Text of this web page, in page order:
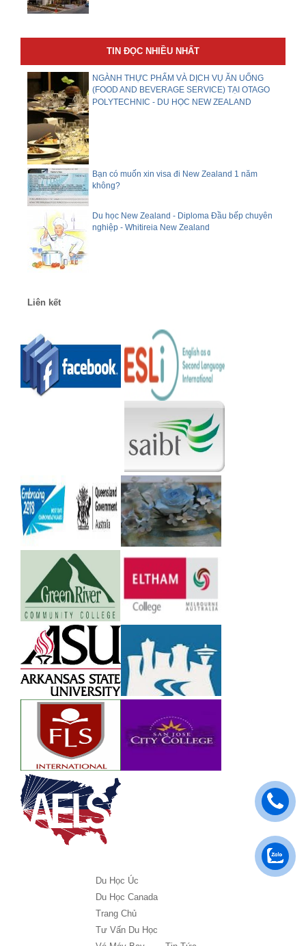
TIN ĐỌC NHIỀU NHẤT
NGÀNH THỰC PHẨM VÀ DỊCH VỤ ĂN UỐNG
(FOOD AND BEVERAGE SERVICE) TẠI OTAGO
POLYTECHNIC - DU HỌC NEW ZEALAND
Bạn có muốn xin visa đi New Zealand 1 năm
không?
Du học New Zealand - Diploma Đầu bếp chuyên
nghiệp - Whitireia New Zealand
Liên kết
Du Học Úc
Du Học Canada
Trang Chủ
Tư Vấn Du Học